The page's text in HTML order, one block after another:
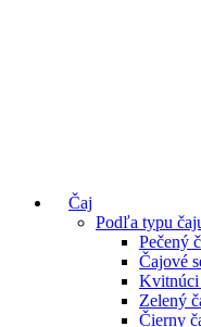
Čaj
Podľa typu
Pečený
Čajové
Kvitnúci
Zelený
Čierny